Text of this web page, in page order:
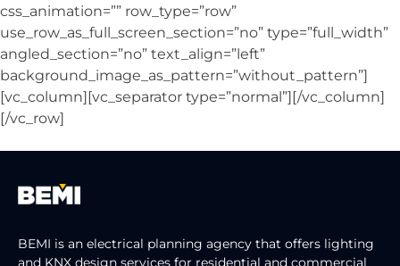
css_animation=”” row_type=”row”
use_row_as_full_screen_section=”no” type=”full_width”
angled_section=”no” text_align=”left”
background_image_as_pattern=”without_pattern”]
[vc_column][vc_separator type=”normal”][/vc_column]
[/vc_row]
BEMI is an electrical planning agency that offers lighting
and KNX design services for residential and commercial